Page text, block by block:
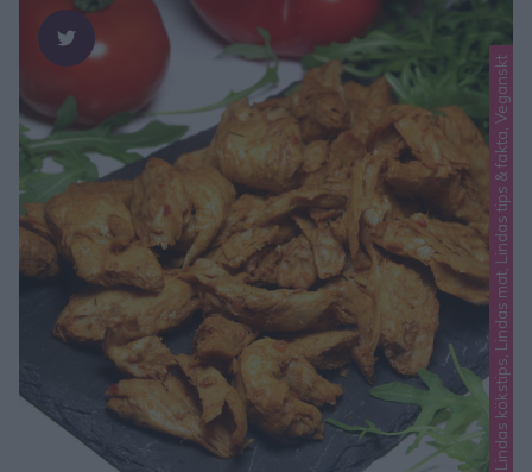
Lindas kökstips, Lindas mat, Lindas tips & fakta, Veganskt